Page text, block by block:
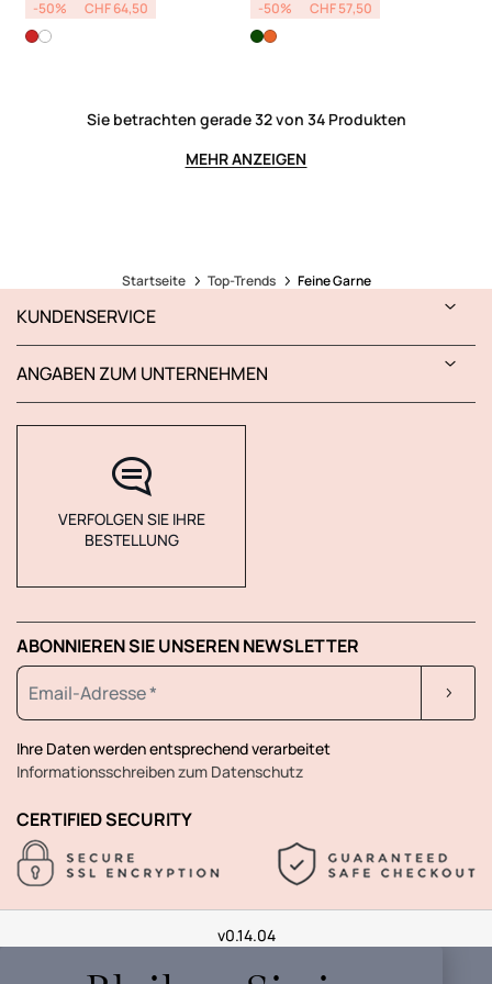
-50%
CHF 64,50
-50%
CHF 57,50
Sie betrachten gerade 32 von 34 Produkten
MEHR ANZEIGEN
Startseite Top-Trends Feine Garne
KUNDENSERVICE
ANGABEN ZUM UNTERNEHMEN
VERFOLGEN SIE IHRE
BESTELLUNG
ABONNIEREN SIE UNSEREN NEWSLETTER
Ihre Daten werden entsprechend verarbeitet
Informationsschreiben zum Datenschutz
CERTIFIED SECURITY
v0.14.04